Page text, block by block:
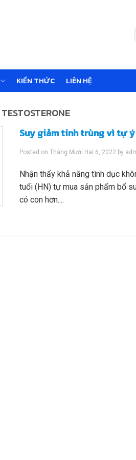
KIẾN THỨC LIÊN HỆ
TESTOSTERONE
Suy giảm tinh trùng vì tự
Posted onTháng Mười Hai 6, 2022 by
Nhận thấy khả năng tình dục
tuổi (HN) tự mua sản phẩm bổ
có con hơn....